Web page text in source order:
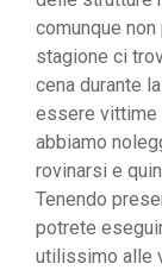
comunque
stagione ci
cena durante
essere vittime
abbiamo
rovinarsi e
Tenendo
potrete
utilissimo alle